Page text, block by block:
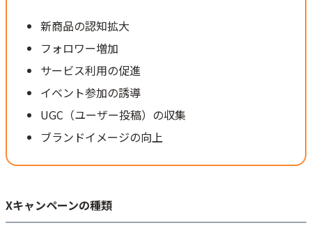
新商品の認知拡大
フォロワー増加
サービス利用の促進
イベント参加の誘導
UGC（ユーザー投稿）の収集
ブランドイメージの向上
Xキャンペーンの種類